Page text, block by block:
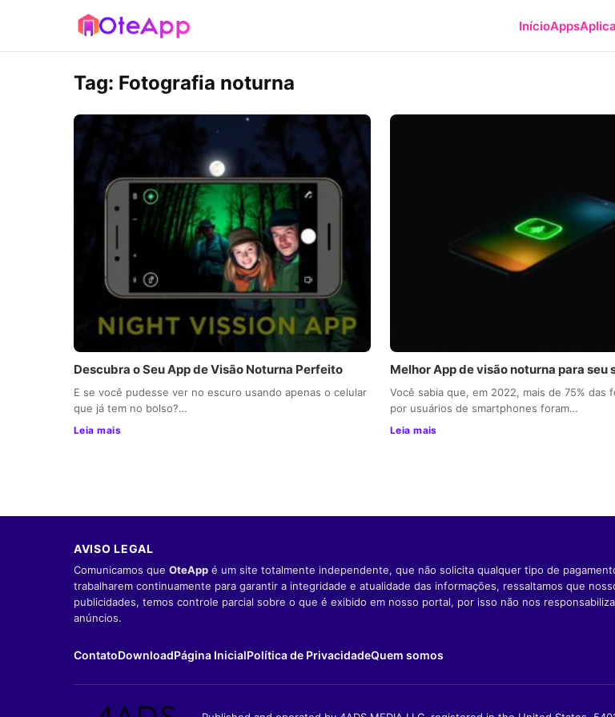
InícioApps
Tag: Fotografia noturna
Descubra o Seu App de Visão Noturna Perfeito
E se você pudesse ver no escuro usando apenas o celular
que já tem no bolso?…
Leia mais
Melhor App de visão noturna para seu
Você sabia que, em 2022, mais de 75% das
por usuários de smartphones foram…
Leia mais
AVISO LEGAL
Comunicamos que OteApp é um site totalmente independente, que não solicita qualquer tipo de
trabalharem continuamente para garantir a integridade e atualidade das informações, ressaltamos que
publicidades, temos controle parcial sobre o que é exibido em nosso portal, por isso não nos
anúncios.
ContatoDownloadPágina InicialPolítica de PrivacidadeQuem somos